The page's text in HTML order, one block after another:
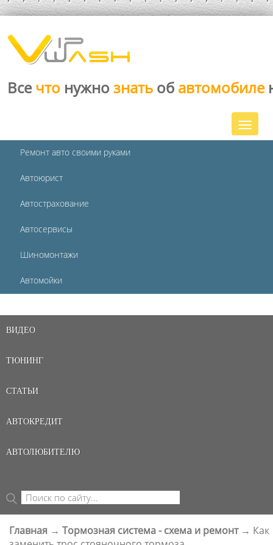
Все что нужно знать об автомобиле
Ремонт авто своими руками
Автоюрист
Автострахование
Автосервисы
Шиномонтажи
Автомойки
ВИДЕО
ТЮНИНГ
СТАТЬИ
АВТОКРЕДИТ
АВТОЛЮБИТЕЛЮ
ФОРМА ПОИСКА
Поиск
ВЫ ЗДЕСЬ
Главная → Тормозная система - схема и ремонт → Как